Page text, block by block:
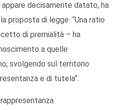
decisamente datato, ha
proposta di legge. “Una ratio
di premialità – ha
a quelle
svolgendo sul territorio
e di tutela”.